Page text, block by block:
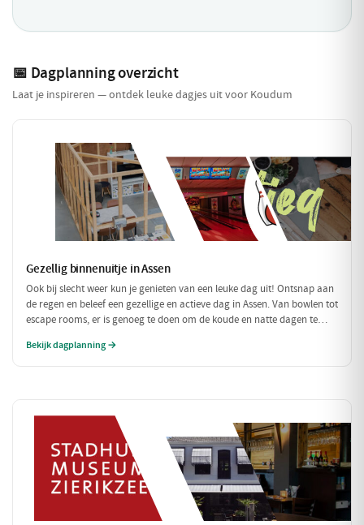
📅 Dagplanning overzicht
Laat je inspireren — ontdek leuke dagjes uit voor Koudum
Gezellig binnenuitje in Assen
Ook bij slecht weer kun je genieten van een leuke dag uit! Ontsnap aan
de regen en beleef een gezellige en actieve dag in Assen. Van bowlen tot
escape rooms, er is genoeg te doen om de koude en natte dagen te
Bekijk dagplanning →